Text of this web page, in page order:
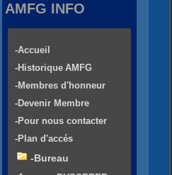
AMFG INFO
-Accueil
-Historique AMFG
-Membres d'honneur
-Devenir Membre
-Pour nous contacter
-Plan d'accés
-Bureau